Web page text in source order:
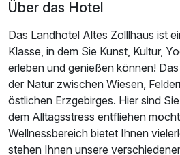
Ausstattung
Für 4 Tage
Über das Hotel
Das Landhotel Altes Zolllhaus ist
Klasse, in dem Sie Kunst, Kultur,
erleben und genießen können!
der Natur zwischen Wiesen,
östlichen Erzgebirges. Hier sind
dem Alltagsstress entfliehen
Wellnessbereich bietet Ihnen
stehen Ihnen unsere